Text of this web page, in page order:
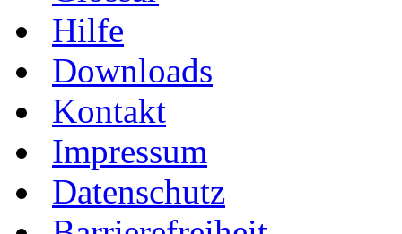
Hilfe
Downloads
Kontakt
Impressum
Datenschutz